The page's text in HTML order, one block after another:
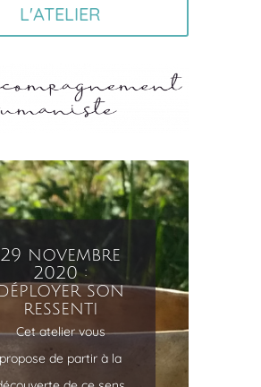
L'ATELIER
30 août 2020
: déployer
son ressenti
Cet atelier vous
propose de partir à la
découverte de ce sens